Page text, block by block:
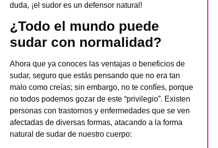
duda, ¡el sudor es un defensor natural!
¿Todo el mundo puede
sudar con normalidad?
Ahora que ya conoces las ventajas o beneficios de
sudar, seguro que estás pensando que no era tan
malo como creías; sin embargo, no te confíes, porque
no todos podemos gozar de este “privilegio”. Existen
personas con trastornos y enfermedades que se ven
afectadas de diversas formas, atacando a la forma
natural de sudar de nuestro cuerpo: